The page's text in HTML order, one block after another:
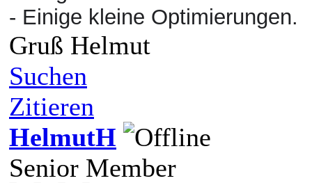
- Einige kleine Optimierungen.
Gruß Helmut
Suchen
Zitieren
HelmutH
Senior Member